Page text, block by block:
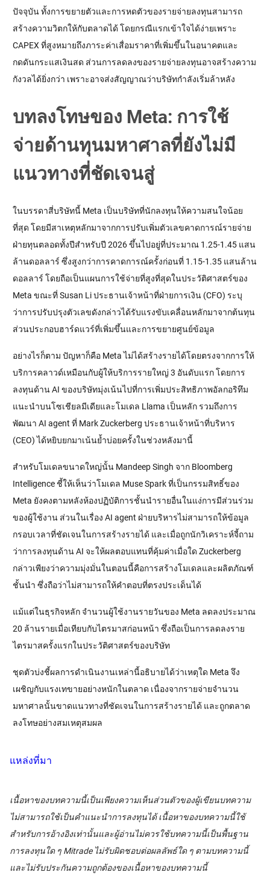
ปัจจุบัน ทั้งการขยายตัวและการหดตัวของรายจ่ายลงทุนสามารถ
สร้างความวิตกให้กับตลาดได้ โดยกรณีแรกเข้าใจได้ง่ายเพราะ
CAPEX ที่สูงหมายถึงภาระค่าเสื่อมราคาที่เพิ่มขึ้นในอนาคตและ
กดดันกระแสเงินสด ส่วนการลดลงของรายจ่ายลงทุนอาจสร้างความ
กังวลได้ยิ่งกว่า เพราะอาจส่งสัญญาณว่าบริษัทกำลังเริ่มล้าหลัง
บทลงโทษของ Meta: การใช้
จ่ายด้านทุนมหาศาลที่ยังไม่มี
แนวทางที่ชัดเจนสู่
ในบรรดาสี่บริษัทนี้ Meta เป็นบริษัทที่นักลงทุนให้ความสนใจน้อย
ที่สุด โดยมีสาเหตุหลักมาจากการปรับเพิ่มตัวเลขคาดการณ์รายจ่าย
ฝ่ายทุนตลอดทั้งปีสำหรับปี 2026 ขึ้นไปอยู่ที่ประมาณ 1.25-1.45 แสน
ล้านดอลลาร์ ซึ่งสูงกว่าการคาดการณ์ครั้งก่อนที่ 1.15-1.35 แสนล้าน
ดอลลาร์ โดยถือเป็นแผนการใช้จ่ายที่สูงที่สุดในประวัติศาสตร์ของ
Meta ขณะที่ Susan Li ประธานเจ้าหน้าที่ฝ่ายการเงิน (CFO) ระบุ
ว่าการปรับปรุงตัวเลขดังกล่าวได้รับแรงขับเคลื่อนหลักมาจากต้นทุน
ส่วนประกอบฮาร์ดแวร์ที่เพิ่มขึ้นและการขยายศูนย์ข้อมูล
อย่างไรก็ตาม ปัญหาก็คือ Meta ไม่ได้สร้างรายได้โดยตรงจากการให้
บริการคลาวด์เหมือนกับผู้ให้บริการรายใหญ่ 3 อันดับแรก โดยการ
ลงทุนด้าน AI ของบริษัทมุ่งเน้นไปที่การเพิ่มประสิทธิภาพอัลกอริทึม
แนะนำบนโซเชียลมีเดียและโมเดล Llama เป็นหลัก รวมถึงการ
พัฒนา AI agent ที่ Mark Zuckerberg ประธานเจ้าหน้าที่บริหาร
(CEO) ได้หยิบยกมาเน้นย้ำบ่อยครั้งในช่วงหลังมานี้
สำหรับโมเดลขนาดใหญ่นั้น Mandeep Singh จาก Bloomberg
Intelligence ชี้ให้เห็นว่าโมเดล Muse Spark ที่เป็นกรรมสิทธิ์ของ
Meta ยังคงตามหลังห้องปฏิบัติการชั้นนำรายอื่นในแง่การมีส่วนร่วม
ของผู้ใช้งาน ส่วนในเรื่อง AI agent ฝ่ายบริหารไม่สามารถให้ข้อมูล
กรอบเวลาที่ชัดเจนในการสร้างรายได้ และเมื่อถูกนักวิเคราะห์จี้ถาม
ว่าการลงทุนด้าน AI จะให้ผลตอบแทนที่คุ้มค่าเมื่อใด Zuckerberg
กล่าวเพียงว่าความมุ่งมั่นในตอนนี้คือการสร้างโมเดลและผลิตภัณฑ์
ชั้นนำ ซึ่งถือว่าไม่สามารถให้คำตอบที่ตรงประเด็นได้
แม้แต่ในธุรกิจหลัก จำนวนผู้ใช้งานรายวันของ Meta ลดลงประมาณ
20 ล้านรายเมื่อเทียบกับไตรมาสก่อนหน้า ซึ่งถือเป็นการลดลงราย
ไตรมาสครั้งแรกในประวัติศาสตร์ของบริษัท
ชุดตัวบ่งชี้ผลการดำเนินงานเหล่านี้อธิบายได้ว่าเหตุใด Meta จึง
เผชิญกับแรงเทขายอย่างหนักในตลาด เนื่องจากรายจ่ายจำนวน
มหาศาลนั้นขาดแนวทางที่ชัดเจนในการสร้างรายได้ และถูกตลาด
ลงโทษอย่างสมเหตุสมผล
แหล่งที่มา
เนื้อหาของบทความนี้เป็นเพียงความเห็นส่วนตัวของผู้เขียนบทความ
ไม่สามารถใช้เป็นคำแนะนำการลงทุนได้ เนื้อหาของบทความนี้ใช้
สำหรับการอ้างอิงเท่านั้นและผู้อ่านไม่ควรใช้บทความนี้เป็นพื้นฐาน
การลงทุนใด ๆ Mitrade ไม่รับผิดชอบต่อผลลัพธ์ใด ๆ ตามบทความนี้
และไม่รับประกันความถูกต้องของเนื้อหาของบทความนี้